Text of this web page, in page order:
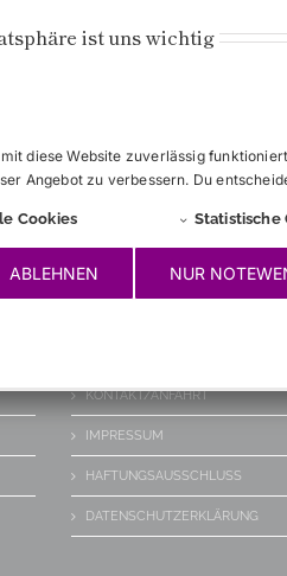
und Corona letztere ggfs. in
und Zeremonien herrscht
feierlicher als diese, z.B.
KONTAKT/ANFAHRT
IMPRESSUM
HAFTUNGSAUSSCHLUSS
DATENSCHUTZERKLÄRUNG
ist uns wichtig
diese Website zuverlässig
Angebot zu verbessern. Du
Cookies Statistische
ABLEHNEN NUR